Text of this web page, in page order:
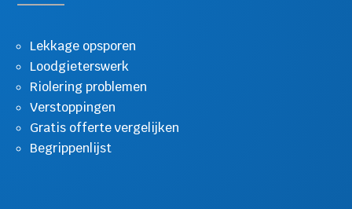
Lekkage opsporen
Loodgieterswerk
Riolering problemen
Verstoppingen
Gratis offerte vergelijken
Begrippenlijst